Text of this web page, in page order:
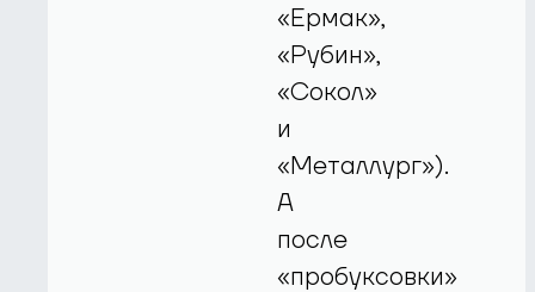
«Ермак»,
«Рубин»,
«Сокол»
и
«Металлург»).
А
после
«пробуксовки»